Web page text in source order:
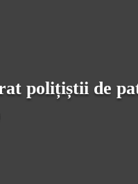
polițiștii de